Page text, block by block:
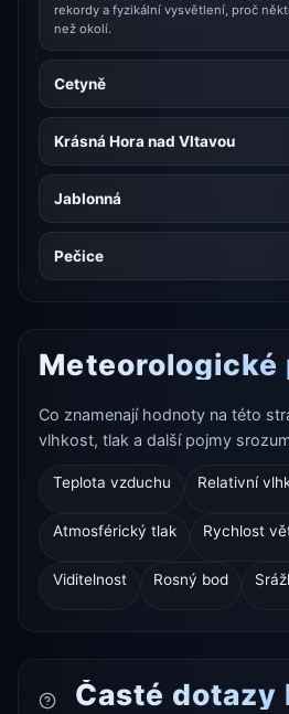
rekordy a fyzikální vysvětlení, proč
než okolí.
Cetyně
Krásná Hora nad Vltavou
Jablonná
Pečice
Meteorologické
Co znamenají hodnoty na této
vlhkost, tlak a další pojmy
Teplota vzduchu Relativní
Atmosférický tlak Rychlost
Viditelnost Rosný bod
Časté dotazy